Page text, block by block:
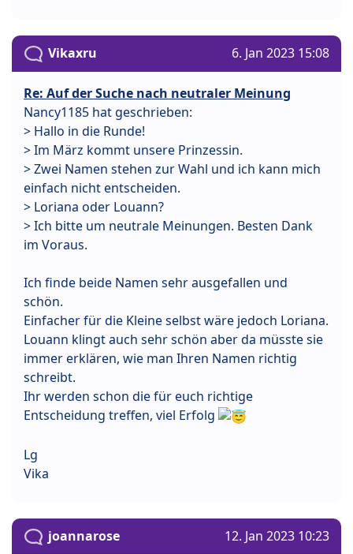
Vikaxru 6. Jan 2023 15:08
Re: Auf der Suche nach neutraler Meinung
Nancy1185 hat geschrieben:
> Hallo in die Runde!
> Im März kommt unsere Prinzessin.
> Zwei Namen stehen zur Wahl und ich kann mich
einfach nicht entscheiden.
> Loriana oder Louann?
> Ich bitte um neutrale Meinungen. Besten Dank
im Voraus.
Ich finde beide Namen sehr ausgefallen und
schön.
Einfacher für die Kleine selbst wäre jedoch Loriana.
Louann klingt auch sehr schön aber da müsste sie
immer erklären, wie man Ihren Namen richtig
schreibt.
Ihr werden schon die für euch richtige
Entscheidung treffen, viel Erfolg
Lg
Vika
joannarose 12. Jan 2023 10:23